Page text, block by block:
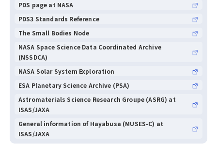
PDS page at NASA
PDS3 Standards Reference
The Small Bodies Node
NASA Space Science Data Coordinated Archive
(NSSDCA)
NASA Solar System Exploration
ESA Planetary Science Archive (PSA)
Astromaterials Science Research Groupe (ASRG) at
ISAS/JAXA
General information of Hayabusa (MUSES-C) at
ISAS/JAXA